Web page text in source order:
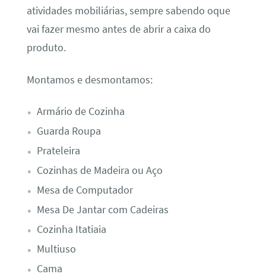
atividades mobiliárias, sempre sabendo oque
vai fazer mesmo antes de abrir a caixa do
produto.
Montamos e desmontamos:
Armário de Cozinha
Guarda Roupa
Prateleira
Cozinhas de Madeira ou Aço
Mesa de Computador
Mesa De Jantar com Cadeiras
Cozinha Itatiaia
Multiuso
Cama